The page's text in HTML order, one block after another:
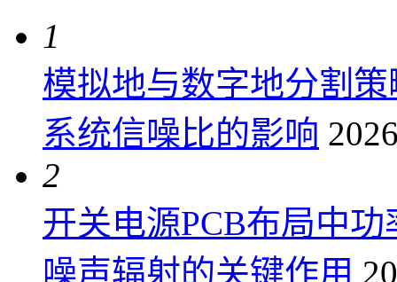
1
模拟地与数字地分割
系统信噪比的影响
2
开关电源PCB布局中
噪声辐射的关键作用